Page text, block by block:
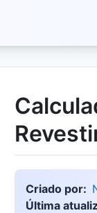
Criado por:
Última